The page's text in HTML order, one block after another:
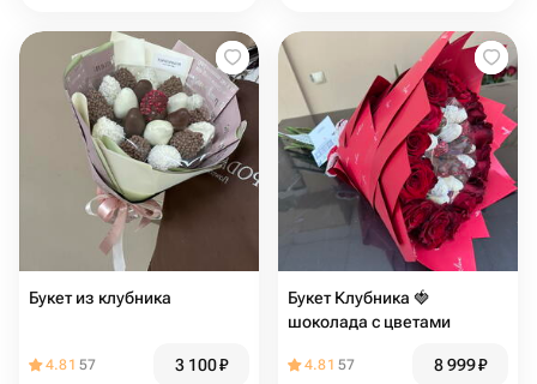
Букет из клубника
4.81 57 3 100₽
Букет Клубника 🍓
шоколада с цветами
4.81 57 8 999₽